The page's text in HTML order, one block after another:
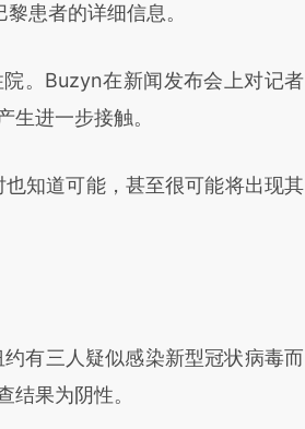
患者的详细信息。
。Buzyn在新闻发布会上对记者
进一步接触。
知道可能，甚至很可能将出现其
三人疑似感染新型冠状病毒而
果为阴性。